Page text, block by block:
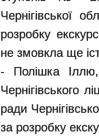
Чернігівської
розробку
не змовкла ще
- Полішка
Чернігівського
ради
за розробку